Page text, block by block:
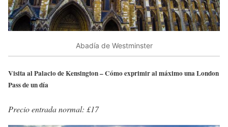
Abadía de Westminster
Visita al Palacio de Kensington – Cómo exprimir al máximo una London
Pass de un día
Precio entrada normal: £17